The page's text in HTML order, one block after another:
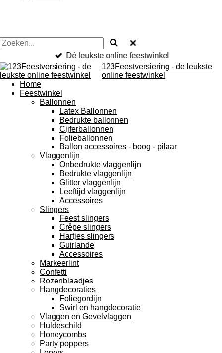
Dé leukste online feestwinkel
123Feestversiering - de leukste
online feestwinkel
Home
Feestwinkel
Ballonnen
Latex Ballonnen
Bedrukte ballonnen
Cijferballonnen
Folieballonnen
Ballon accessoires - boog - pilaar
Vlaggenlijn
Onbedrukte vlaggenlijn
Bedrukte vlaggenlijn
Glitter vlaggenlijn
Leeftijd vlaggenlijn
Accessoires
Slingers
Feest slingers
Crêpe slingers
Hartjes slingers
Guirlande
Accessoires
Markeerlint
Confetti
Rozenblaadjes
Hangdecoraties
Foliegordijn
Swirl en hangdecoratie
Vlaggen en Gevelvlaggen
Huldeschild
Honeycombs
Party poppers